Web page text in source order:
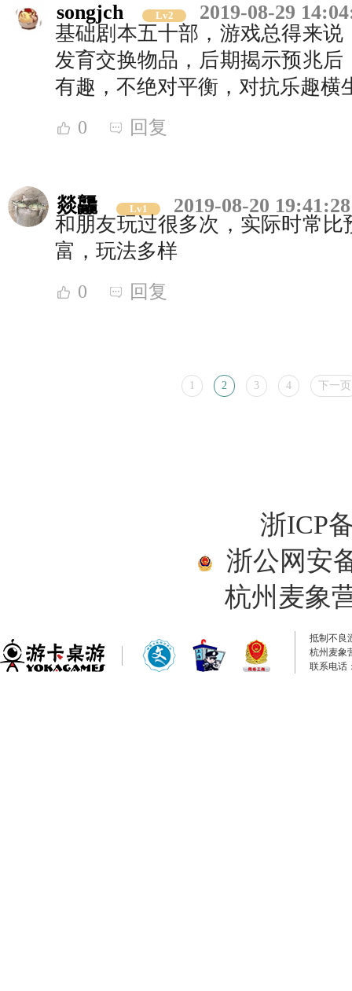
songjch Lv2
2019-08-29
基础剧本五十部，游戏总得来
发育交换物品，后期揭示预兆
有趣，不绝对平衡，对抗乐趣横
0 回复
燚龘 Lv1
2019-08-20 19:41:28
和朋友玩过很多次，实际时常
富，玩法多样
0 回复
1 2 3 4 下一页
浙ICP
浙公网安
杭州麦象
抵制不良
杭州麦象
联系电话